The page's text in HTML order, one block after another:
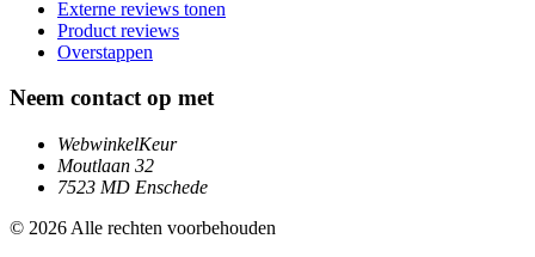
Externe reviews tonen
Product reviews
Overstappen
Neem contact op met
WebwinkelKeur
Moutlaan 32
7523 MD Enschede
© 2026 Alle rechten voorbehouden